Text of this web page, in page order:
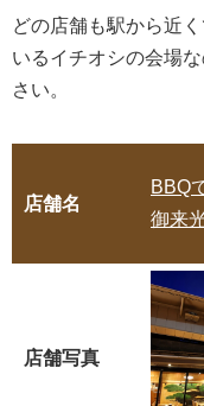
ザ・ワイ
基本情報
【JR新宿
南国リゾ
大人数で
asian bistro
基本情報
どの店舗も駅から近
いるイチオシの会場
さい。
店舗名
BBQ
御来
店舗写真